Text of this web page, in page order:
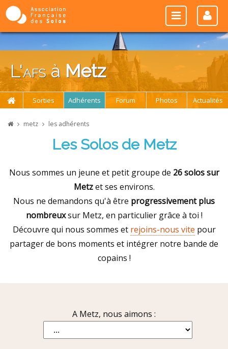
L'afsàMetz
Sorties Adhérents Forum Photos Actualités
metz les adhérents
Les Solos de Metz
Nous sommes un jeune et petit groupe de 26 solos sur
Metzet ses environs.
Nous ne demandons qu'à être progressivement plus
nombreuxsur Metz, en particulier grâce à toi !
Découvre qui nous sommes et rejoins-nous vite pour
partager de bons moments et intégrer notre bande de
copains !
A Metz, nous aimons :